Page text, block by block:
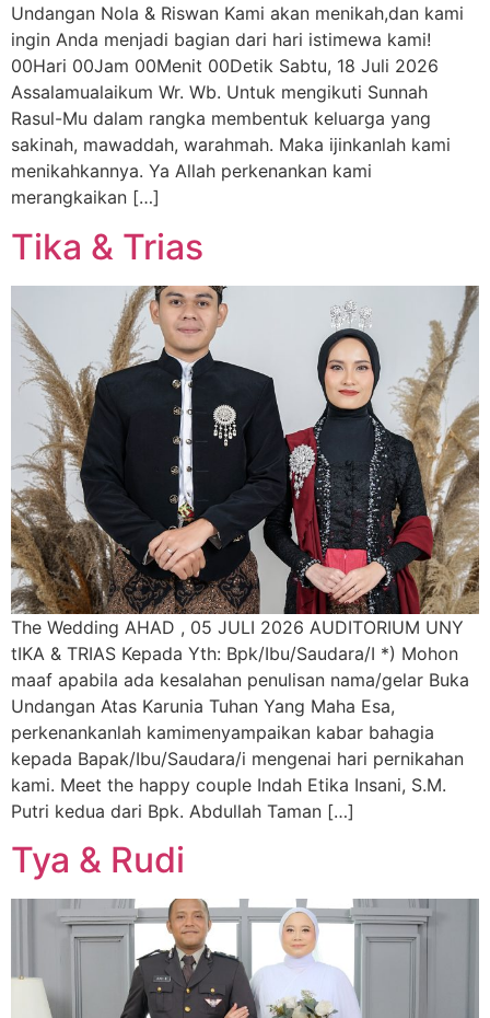
Undangan Nola & Riswan Kami akan menikah,dan kami
ingin Anda menjadi bagian dari hari istimewa kami!
00Hari 00Jam 00Menit 00Detik Sabtu, 18 Juli 2026
Assalamualaikum Wr. Wb. Untuk mengikuti Sunnah
Rasul-Mu dalam rangka membentuk keluarga yang
sakinah, mawaddah, warahmah. Maka ijinkanlah kami
menikahkannya. Ya Allah perkenankan kami
merangkaikan […]
Tika & Trias
The Wedding AHAD , 05 JULI 2026 AUDITORIUM UNY
tIKA & TRIAS Kepada Yth: Bpk/Ibu/Saudara/I *) Mohon
maaf apabila ada kesalahan penulisan nama/gelar Buka
Undangan Atas Karunia Tuhan Yang Maha Esa,
perkenankanlah kamimenyampaikan kabar bahagia
kepada Bapak/Ibu/Saudara/i mengenai hari pernikahan
kami. Meet the happy couple Indah Etika Insani, S.M.
Putri kedua dari Bpk. Abdullah Taman […]
Tya & Rudi